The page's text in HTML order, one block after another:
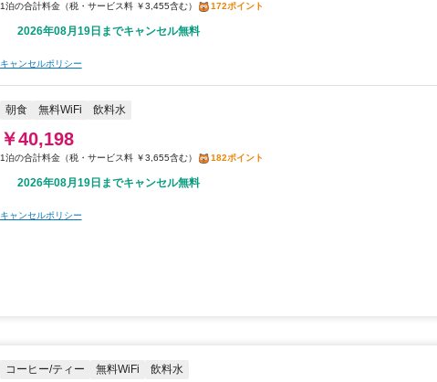
税・サービス料 ￥3,455含む 172ポイント
2026年08月19日までキャンセル無料
キャンセルポリシー
朝食 無料WiFi 飲料水
￥40,198
税・サービス料 ￥3,655含む 182ポイント
2026年08月19日までキャンセル無料
キャンセルポリシー
コーヒー/ティー 無料WiFi 飲料水